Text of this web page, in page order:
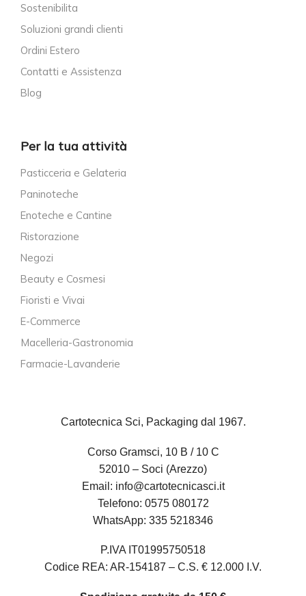
Sostenibilita
Soluzioni grandi clienti
Ordini Estero
Contatti e Assistenza
Blog
Per la tua attività
Pasticceria e Gelateria
Paninoteche
Enoteche e Cantine
Ristorazione
Negozi
Beauty e Cosmesi
Fioristi e Vivai
E-Commerce
Macelleria-Gastronomia
Farmacie-Lavanderie
Cartotecnica Sci, Packaging dal 1967.
Corso Gramsci, 10 B / 10 C
52010 – Soci (Arezzo)
Email: info@cartotecnicasci.it
Telefono: 0575 080172
WhatsApp: 335 5218346
P.IVA IT01995750518
Codice REA: AR-154187 – C.S. € 12.000 I.V.